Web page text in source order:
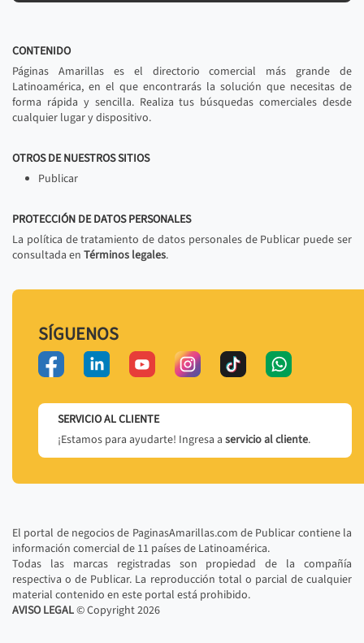
CONTENIDO
Páginas Amarillas es el directorio comercial más grande de
Latinoamérica, en el que encontrarás la solución que necesitas de
forma rápida y sencilla. Realiza tus búsquedas comerciales desde
cualquier lugar y dispositivo.
OTROS DE NUESTROS SITIOS
Publicar
PROTECCIÓN DE DATOS PERSONALES
La política de tratamiento de datos personales de Publicar puede ser
consultada en Términos legales.
SÍGUENOS
SERVICIO AL CLIENTE
¡Estamos para ayudarte! Ingresa a servicio al cliente.
El portal de negocios de PaginasAmarillas.com de Publicar contiene la
información comercial de 11 países de Latinoamérica.
Todas las marcas registradas son propiedad de la compañía
respectiva o de Publicar. La reproducción total o parcial de cualquier
material contenido en este portal está prohibido.
AVISO LEGAL© Copyright2026